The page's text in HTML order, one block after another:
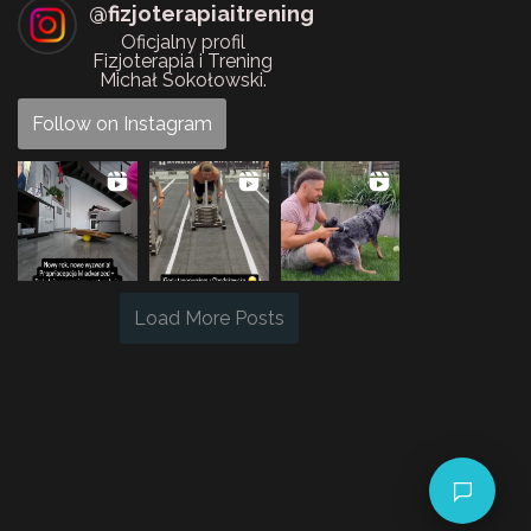
@fizjoterapiaitrening
Oficjalny profil
Fizjoterapia i Trening
Michał Sokołowski.
Follow on Instagram
Load More Posts